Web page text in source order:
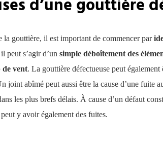
d’une gouttière
la gouttière, il est important de commencer par
peut s’agir d’un simple déboîtement des
de vent. La gouttière défectueuse peut également
joint abîmé peut aussi être la cause d’une fuite
les plus brefs délais. À cause d’un défaut
y avoir également des fuites.